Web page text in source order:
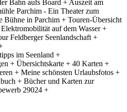
Bahn aufs Board + Auszeit am
Parchim - Ein Theater zum
Bühne in Parchim + Touren-Übersicht
auf dem Wasser +
Feldberger Seenlandschaft +
im Seenland +
+ Übersichtskarte + 40 Karten +
+ Meine schönsten Urlaubsfotos +
+ Bücher und Karten zur
29024 +